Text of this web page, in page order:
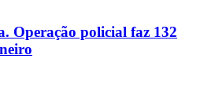
Operação policial faz 132